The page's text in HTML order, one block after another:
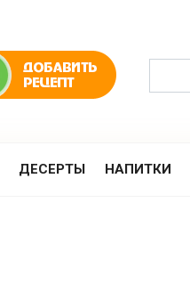
ДЕСЕРТЫ НАПИТКИ